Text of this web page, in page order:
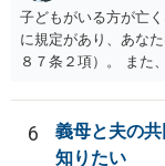
子どもがいる方が亡
に規定があり、あな
８７条２項）。 また
も相続権があります
相続権がある可能性
6
義母と夫の
知りたい